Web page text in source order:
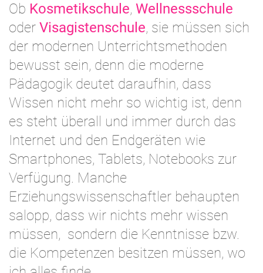
Ob Kosmetikschule, Wellnessschule
oder Visagistenschule, sie müssen sich
der modernen Unterrichtsmethoden
bewusst sein, denn die moderne
Pädagogik deutet daraufhin, dass
Wissen nicht mehr so wichtig ist, denn
es steht überall und immer durch das
Internet und den Endgeräten wie
Smartphones, Tablets, Notebooks zur
Verfügung. Manche
Erziehungswissenschaftler behaupten
salopp, dass wir nichts mehr wissen
müssen, sondern die Kenntnisse bzw.
die Kompetenzen besitzen müssen, wo